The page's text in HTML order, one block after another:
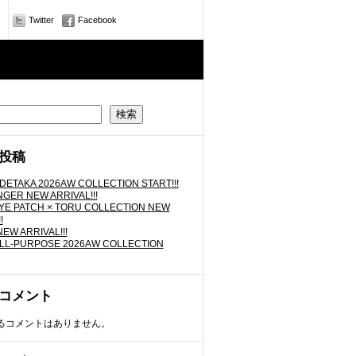
Twitter Facebook
検索
稿
2026AW COLLECTION START!!!
NEW ARRIVAL!!!
PATCH × TORU COLLECTION NEW
ARRIVAL!!!
PURPOSE 2026AW COLLECTION
メント
コメントはありません。